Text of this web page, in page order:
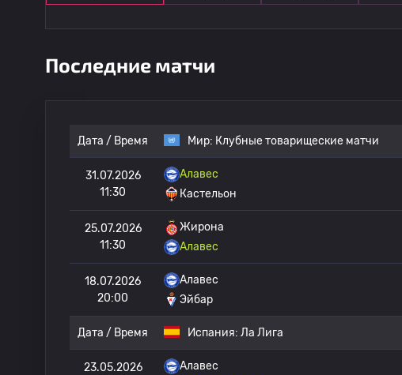
Последние матчи
Дата / Время Мир: Клубные товарищеские матчи
31.07.2026
11:30
Алавес
Кастельон
25.07.2026
11:30
Жирона
Алавес
18.07.2026
20:00
Алавес
Эйбар
Дата / Время Испания: Ла Лига
23.05.2026
Алавес